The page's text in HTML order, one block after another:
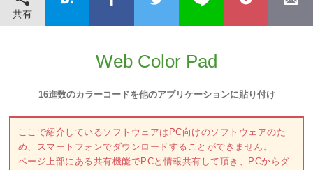
共有
Web Color Pad
16進数のカラーコードを他のアプリケーションに貼り付け
ここで紹介しているソフトウェアはPC向けのソフトウェアのた
め、スマートフォンでダウンロードすることができません。
ページ上部にある共有機能でPCと情報共有して頂き、PCからダ